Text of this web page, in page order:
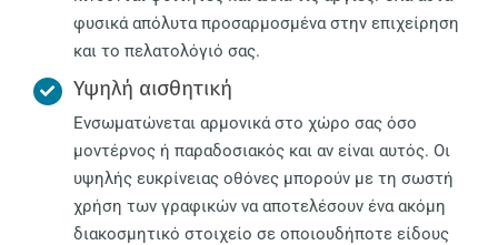
φυσικά απόλυτα προσαρμοσμένα στην επιχείρηση
και το πελατολόγιό σας.
Υψηλή αισθητική
Ενσωματώνεται αρμονικά στο χώρο σας όσο
μοντέρνος ή παραδοσιακός και αν είναι αυτός. Οι
υψηλής ευκρίνειας οθόνες μπορούν με τη σωστή
χρήση των γραφικών να αποτελέσουν ένα ακόμη
διακοσμητικό στοιχείο σε οποιουδήποτε είδους